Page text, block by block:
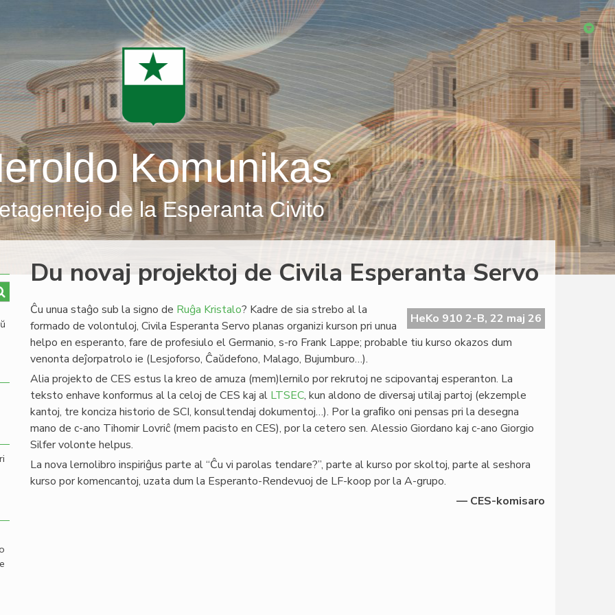
Komunikas
de la Esperanta Civito
Du novaj projektoj de Civila Esperanta Servo
HeKo 910 2-B, 22 maj 26
Ĉu unua staĝo sub la signo de Ruĝa Kristalo? Kadre de sia strebo al la
formado de volontuloj, Civila Esperanta Servo planas organizi kurson pri unua
helpo en esperanto, fare de profesiulo el Germanio, s-ro Frank Lappe; probable tiu kurso okazos dum
venonta deĵorpatrolo ie (Lesjoforso, Ĉaŭdefono, Malago, Bujumburo…).
Alia projekto de CES estus la kreo de amuza (mem)lernilo por rekrutoj ne scipovantaj esperanton. La
teksto enhave konformus al la celoj de CES kaj al LTSEC, kun aldono de diversaj utilaj partoj (ekzemple
kantoj, tre konciza historio de SCI, konsultendaj dokumentoj…). Por la graﬁko oni pensas pri la desegna
mano de c-ano Tihomir Lovriĉ (mem pacisto en CES), por la cetero sen. Alessio Giordano kaj c-ano Giorgio
Silfer volonte helpus.
La nova lernolibro inspiriĝus parte al “Ĉu vi parolas tendare?”, parte al kurso por skoltoj, parte al seshora
kurso por komencantoj, uzata dum la Esperanto-Rendevuoj de LF-koop por la A-grupo.
— CES-komisaro